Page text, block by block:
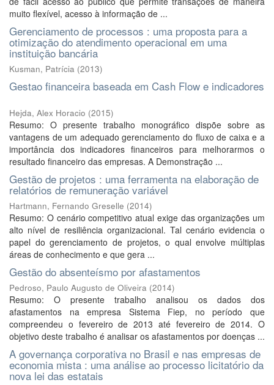
muito flexível, acesso à informação de ...
Gerenciamento de processos : uma proposta para a
otimização do atendimento operacional em uma
instituição bancária
Kusman, Patrícia (2013)
Gestao financeira baseada em Cash Flow e indicadores
Hejda, Alex Horacio (2015)
Resumo: O presente trabalho monográfico dispõe sobre as
vantagens de um adequado gerenciamento do fluxo de caixa e a
importância dos indicadores financeiros para melhorarmos o
resultado financeiro das empresas. A Demonstração ...
Gestão de projetos : uma ferramenta na elaboração de
relatórios de remuneração variável
Hartmann, Fernando Greselle (2014)
Resumo: O cenário competitivo atual exige das organizações um
alto nível de resiliência organizacional. Tal cenário evidencia o
papel do gerenciamento de projetos, o qual envolve múltiplas
áreas de conhecimento e que gera ...
Gestão do absenteísmo por afastamentos
Pedroso, Paulo Augusto de Oliveira (2014)
Resumo: O presente trabalho analisou os dados dos
afastamentos na empresa Sistema Fiep, no período que
compreendeu o fevereiro de 2013 até fevereiro de 2014. O
objetivo deste trabalho é analisar os afastamentos por doenças ...
A governança corporativa no Brasil e nas empresas de
economia mista : uma análise ao processo licitatório da
nova lei das estatais